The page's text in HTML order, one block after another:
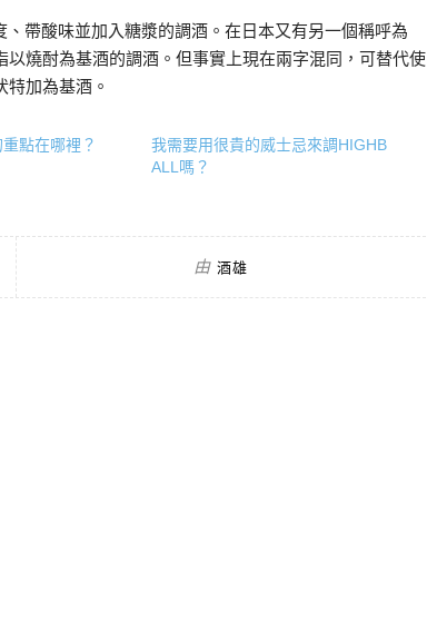
帶酸味並加入糖漿的調酒。在日本又有另一個稱呼為
以燒酎為基酒的調酒。但事實上現在兩字混同，可替代使
加為基酒。
點在哪裡？
我需要用很貴的威士忌來調HIGHB
ALL嗎？
由 酒雄